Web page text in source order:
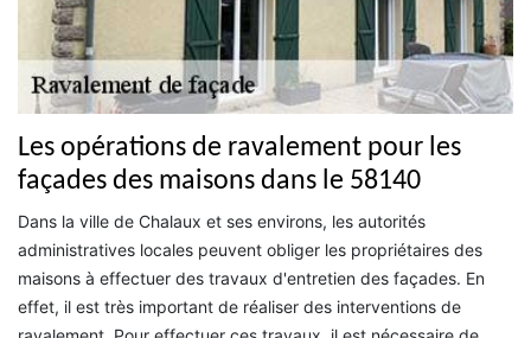
Les opérations de ravalement pour les
façades des maisons dans le 58140
Dans la ville de Chalaux et ses environs, les autorités
administratives locales peuvent obliger les propriétaires des
maisons à effectuer des travaux d'entretien des façades. En
effet, il est très important de réaliser des interventions de